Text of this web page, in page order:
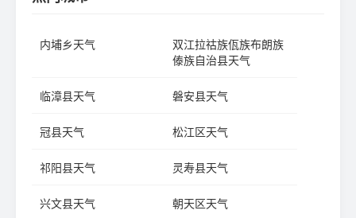
内埔乡天气
双江拉祜族佤族布朗族
傣族自治县天气
临漳县天气 磐安县天气
冠县天气 松江区天气
祁阳县天气 灵寿县天气
兴文县天气 朝天区天气